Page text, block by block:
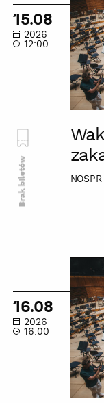
zakamarków
NOSPR
15.08
2026
12:00
NOSPR
Brak biletów
zwiedzanie
zakamarków
NOSPR
16.08
2026
16:00